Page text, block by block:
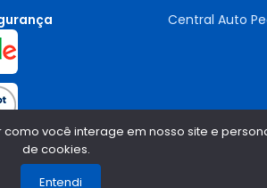
Central Auto
você interage em nosso site e
de cookies.
Entendi